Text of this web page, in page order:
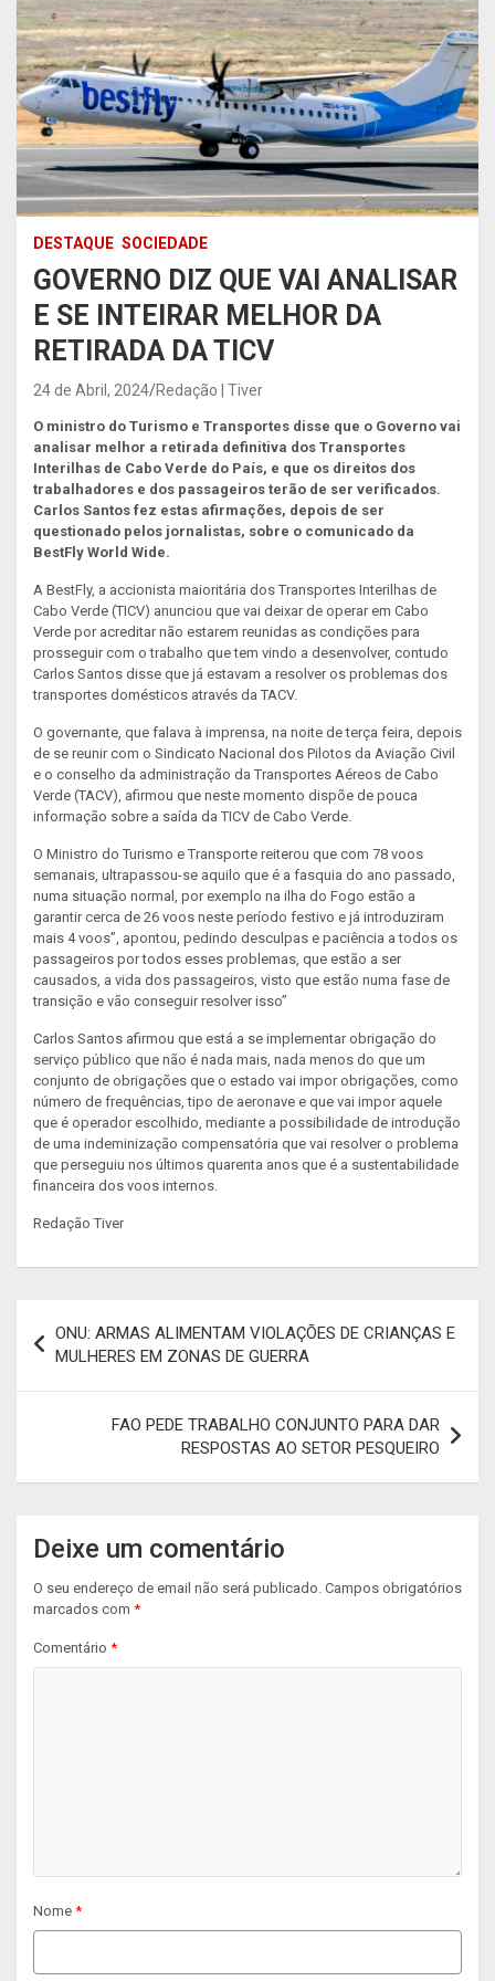
DESTAQUE SOCIEDADE
GOVERNO DIZ QUE VAI ANALISAR
E SE INTEIRAR MELHOR DA
RETIRADA DA TICV
24 de Abril, 2024 Redação | Tiver
O ministro do Turismo e Transportes disse que o Governo vai
analisar melhor a retirada definitiva dos Transportes
Interilhas de Cabo Verde do País, e que os direitos dos
trabalhadores e dos passageiros terão de ser verificados.
Carlos Santos fez estas afirmações, depois de ser
questionado pelos jornalistas, sobre o comunicado da
BestFly World Wide.
A BestFly, a accionista maioritária dos Transportes Interilhas de
Cabo Verde (TICV) anunciou que vai deixar de operar em Cabo
Verde por acreditar não estarem reunidas as condições para
prosseguir com o trabalho que tem vindo a desenvolver, contudo
Carlos Santos disse que já estavam a resolver os problemas dos
transportes domésticos através da TACV.
O governante, que falava à imprensa, na noite de terça feira, depois
de se reunir com o Sindicato Nacional dos Pilotos da Aviação Civil
e o conselho da administração da Transportes Aéreos de Cabo
Verde (TACV), afirmou que neste momento dispõe de pouca
informação sobre a saída da TICV de Cabo Verde.
O Ministro do Turismo e Transporte reiterou que com 78 voos
semanais, ultrapassou-se aquilo que é a fasquia do ano passado,
numa situação normal, por exemplo na ilha do Fogo estão a
garantir cerca de 26 voos neste período festivo e já introduziram
mais 4 voos”, apontou, pedindo desculpas e paciência a todos os
passageiros por todos esses problemas, que estão a ser
causados, a vida dos passageiros, visto que estão numa fase de
transição e vão conseguir resolver isso”
Carlos Santos afirmou que está a se implementar obrigação do
serviço público que não é nada mais, nada menos do que um
conjunto de obrigações que o estado vai impor obrigações, como
número de frequências, tipo de aeronave e que vai impor aquele
que é operador escolhido, mediante a possibilidade de introdução
de uma indeminização compensatória que vai resolver o problema
que perseguiu nos últimos quarenta anos que é a sustentabilidade
financeira dos voos internos.
Redação Tiver
de
artigos
ONU: ARMAS ALIMENTAM VIOLAÇÕES DE CRIANÇAS E
MULHERES EM ZONAS DE GUERRA
FAO PEDE TRABALHO CONJUNTO PARA DAR
RESPOSTAS AO SETOR PESQUEIRO
Deixe um comentário
O seu endereço de email não será publicado. Campos obrigatórios
marcados com *
Comentário *
Nome *